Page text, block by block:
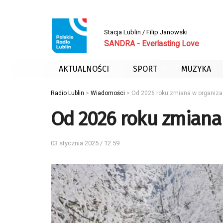
Stacja Lublin / Filip Janowski
SANDRA - Everlasting Love
AKTUALNOŚCI SPORT MUZYKA
Radio Lublin > Wiadomości > Od 2026 roku zmiana w
Od 2026 roku
03 stycznia 2025 / 12:59